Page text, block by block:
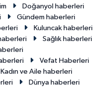
Doğanyol haberleri
Gündem haberleri
Kuluncak haberleri
Sağlık haberleri
Vefat Haberleri
Kadın ve Aile haberleri
Dünya haberleri